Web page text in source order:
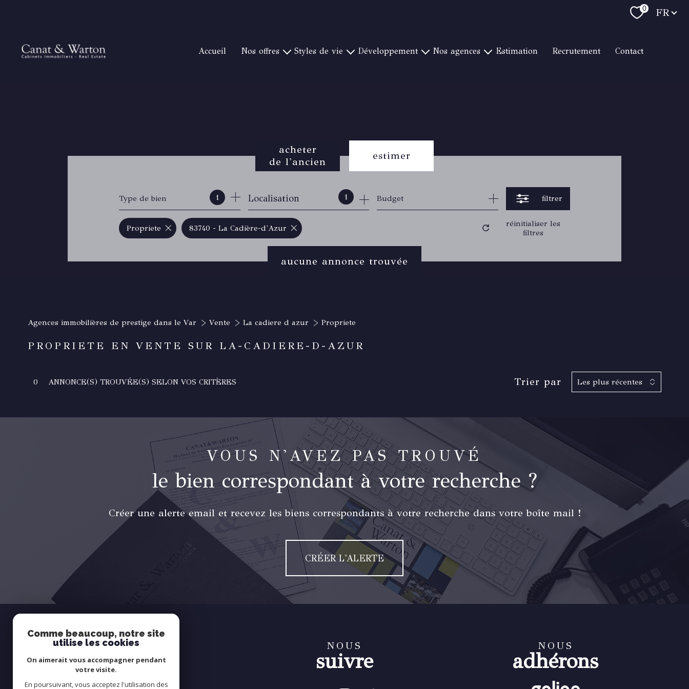
0 Langue
FR
accueil nos offres
RAYOL CANADEL ET SA RÉGION
styles de vie développement nos agences
CANAT & WARTON CAVALAIRE
estimation recrutement contact
acheter
de l'ancien
du neuf
de l'immo pro
estimer
Type de bien 1 1
Localisation Budget filtrer
aucune annonce trouvée
Propriete 83740 - La Cadière-d'Azur
réinitialiser les
filtres
Agences immobilières de prestige dans le Var Vente La cadiere d azur Propriete
PROPRIETE EN VENTE SUR LA-CADIERE-D-AZUR
0 ANNONCE(S) TROUVÉE(S) SELON VOS CRITÈRES Trier par Les plus récentes
VOUS N'AVEZ PAS TROUVÉ
le bien correspondant à votre recherche ?
Créer une alerte email et recevez les biens correspondants à votre recherche dans votre boîte mail !
CRÉER L'ALERTE
SE
connecter
NOUS
suivre
NOUS
adhérons
Comme beaucoup, notre site
utilise les cookies
On aimerait vous accompagner pendant
votre visite.
En poursuivant, vous acceptez l'utilisation des